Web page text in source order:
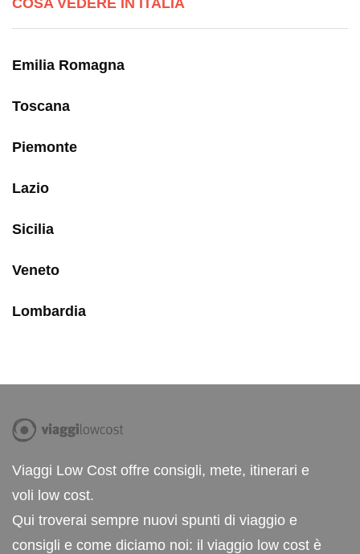
COSA VEDERE IN ITALIA
Emilia Romagna
Toscana
Piemonte
Lazio
Sicilia
Veneto
Lombardia
Viaggi Low Cost offre consigli, mete, itinerari e
voli low cost.
Qui troverai sempre nuovi spunti di viaggio e
consigli e come diciamo noi: il viaggio low cost è